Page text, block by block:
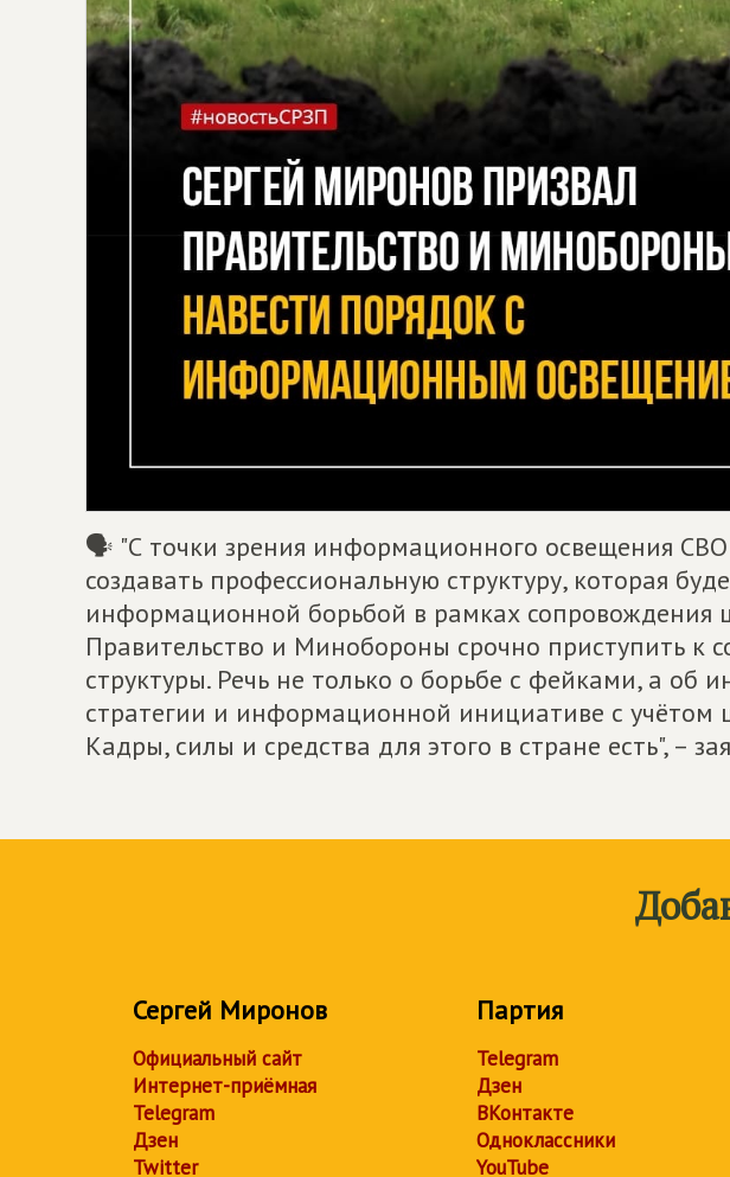
🗣 "С точки зрения информационного освещения
создавать профессиональную структуру, которая
информационной борьбой в рамках сопровождения
Правительство и Минобороны срочно приступить к
структуры. Речь не только о борьбе с фейками, а об
стратегии и информационной инициативе с учётом
Кадры, силы и средства для этого в стране есть", –
Сергей Миронов
Официальный сайт
Интернет-приёмная
Telegram
Дзен
Twitter
Партия
Telegram
Дзен
ВКонтакте
Одноклассники
YouTube